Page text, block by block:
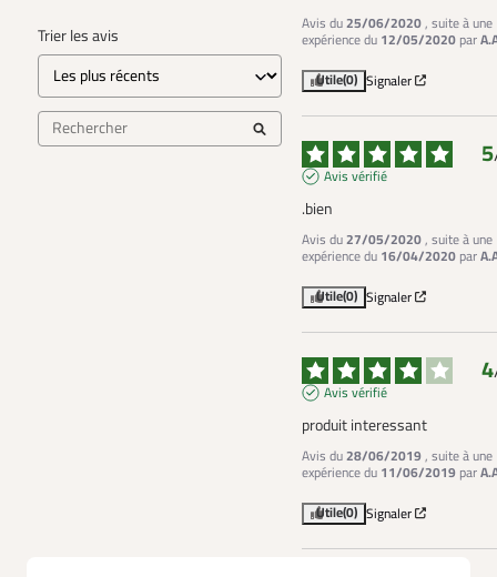
Trier les avis
Avis du25/06/2020, suite à une
expérience du 12/05/2020 par
Utile(0) Signaler
5
Avis vérifié
.bien
Avis du27/05/2020, suite à une
expérience du 16/04/2020 par
Utile(0) Signaler
4
Avis vérifié
produit interessant
Avis du28/06/2019, suite à une
expérience du 11/06/2019 par
Utile(0) Signaler